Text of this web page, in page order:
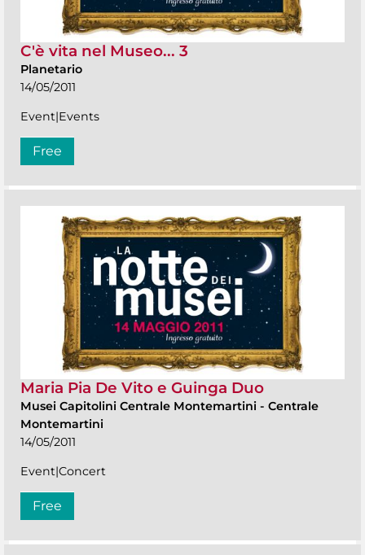
C'è vita nel Museo... 3
Planetario
14/05/2011
Event|Events
Free
Maria Pia De Vito e Guinga Duo
Musei Capitolini Centrale Montemartini - Centrale
Montemartini
14/05/2011
Event|Concert
Free